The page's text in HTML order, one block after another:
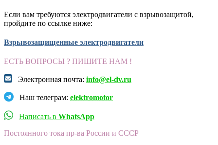
Если вам требуются электродвигатели с взрывозащитой,
пройдите по ссылке ниже:
Взрывозащищенные электродвигатели
ЕСТЬ ВОПРОСЫ ? ПИШИТЕ НАМ !
Электронная почта: info@el-dv.ru
Наш телеграм: elektromotor
Написать в WhatsApp
Постоянного тока пр-ва России и СССР